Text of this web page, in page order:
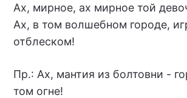
Ах, мирное, ах мирное той
Ах, в том волшебном городе,
отблеском!
Пр.: Ах, мантия из болтовни -
том огне!